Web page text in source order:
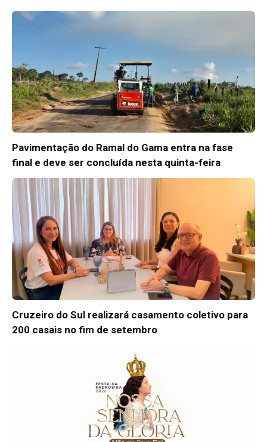
Pavimentação do Ramal do Gama entra na fase
final e deve ser concluída nesta quinta-feira
Cruzeiro do Sul realizará casamento coletivo para
200 casais no fim de setembro